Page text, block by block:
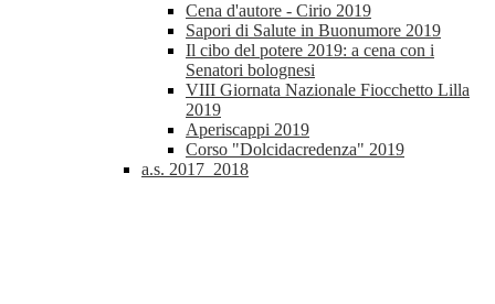
Cena d'autore - Cirio 2019
Sapori di Salute in Buonumore 2019
Il cibo del potere 2019: a cena con i
Senatori bolognesi
VIII Giornata Nazionale Fiocchetto Lilla
2019
Aperiscappi 2019
Corso "Dolcidacredenza" 2019
a.s. 2017_2018